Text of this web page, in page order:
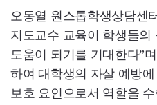
오동열 원스톱학생상담센
지도교수 교육이 학생들의
도움이 되기를 기대한다”
하여 대학생의 자살 예방
보호 요인으로서 역할을